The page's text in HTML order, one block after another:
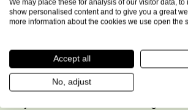
tips en ervaringen.
Welke informatie biedt
specifieke
Sensotec biedt een duidelijk overzicht
We may place these for analysis of our visitor data,
show personalised content and to give you a great
more information about the cookies we use open the
Accept all
No, adjust